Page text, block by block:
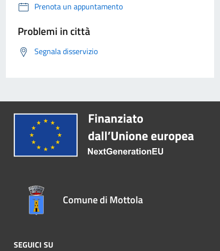
Prenota un appuntamento
Problemi in città
Segnala disservizio
Comune di Mottola
SEGUICI SU